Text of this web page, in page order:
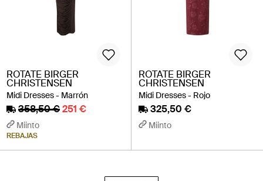
ROTATE BIRGER
CHRISTENSEN
Midi Dresses - Marrón
358,50 €251 €
Miinto
REBAJAS
ROTATE BIRGER
CHRISTENSEN
Midi Dresses - Rojo
325,50 €
Miinto